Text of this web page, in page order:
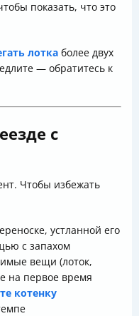
показать, что это
лотка более двух
— обратитесь к
с
Чтобы избежать
устланной его
с запахом
вещи (лоток,
на первое время
котенку